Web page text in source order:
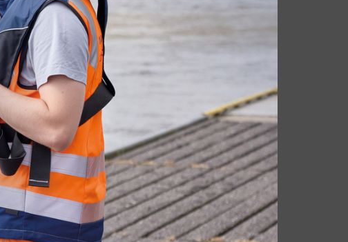
WISTA-Jahreshauptversammlung
WISTA Germany hielt im Juni seine jährliche
Hauptversammlung im Digital Logistics Hub in Hamburg
ab. Neben verschiedenen Projektgruppen, die ihre Arbeit
des vergangenen Jahres und Pläne für das kommende
Jahr präsentierten, wählten die Mitglieder eine neue